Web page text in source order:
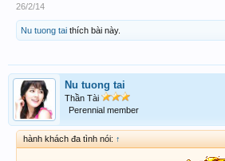
26/2/14
Nu tuong tai thích bài này.
Nu tuong tai
Thần Tài
Perennial member
hành khách đa tình nói: ↑